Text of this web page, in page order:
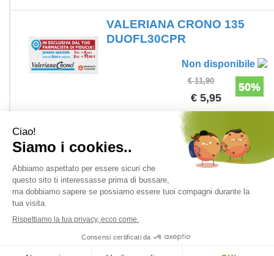
VALERIANA CRONO 135
DUOFL30CPR
Non disponibile
50%
€ 11,90
€ 5,95
Farmacia Adamo del Dott. Antonio Ferdinando Salvo - Corso V. Emanuele
n. 178 - 97013 Comiso (RG) Italia ordini@farmaciadamonline.it
P.Iva: 01375190889 - C.F.: SLVNNF67D11C927N
versione desktop